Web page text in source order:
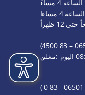
الإضافية
مغلق:
)